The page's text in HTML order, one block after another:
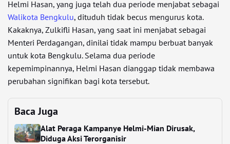
Helmi Hasan, yang juga telah dua periode menjabat sebagai
Walikota Bengkulu, dituduh tidak becus mengurus kota.
Kakaknya, Zulkifli Hasan, yang saat ini menjabat sebagai
Menteri Perdagangan, dinilai tidak mampu berbuat banyak
untuk kota Bengkulu. Selama dua periode
kepemimpinannya, Helmi Hasan dianggap tidak membawa
perubahan signifikan bagi kota tersebut.
Baca Juga
Alat Peraga Kampanye Helmi-Mian Dirusak,
Diduga Aksi Terorganisir